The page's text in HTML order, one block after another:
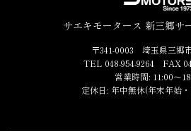
サエキモータース 新三郷サ
〒341-0003 埼玉県三郷
TEL 048-954-9264 FAX
営業時間: 11:00～
定休日: 年中無休(年末年始